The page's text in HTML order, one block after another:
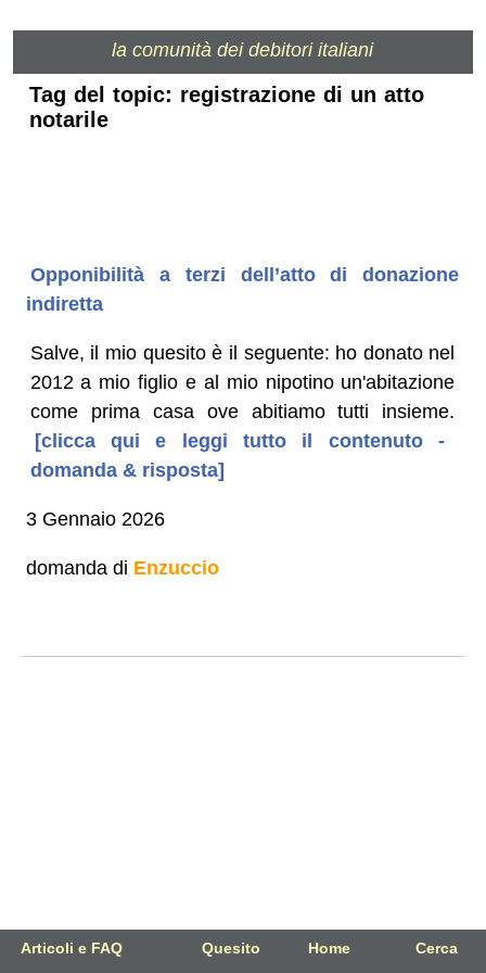
la comunità dei debitori italiani
Articoli e FAQ Quesito Home Cerca
Tag del topic: registrazione di un atto
notarile
Opponibilità a terzi dell’atto di donazione
indiretta
Salve, il mio quesito è il seguente: ho donato nel
2012 a mio figlio e al mio nipotino un'abitazione
come prima casa ove abitiamo tutti insieme.
[clicca qui e leggi tutto il contenuto -
domanda & risposta]
3 Gennaio 2026
domanda di Enzuccio